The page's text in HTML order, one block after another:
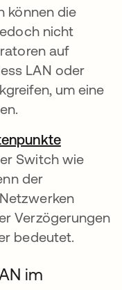
können die
nicht
auf
LAN oder
um eine
wird in
Switch wie
der
Verzögerungen
bedeutet.
im